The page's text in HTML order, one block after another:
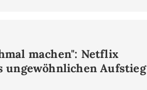
machen": Netflix
ungewöhnlichen Aufstieg